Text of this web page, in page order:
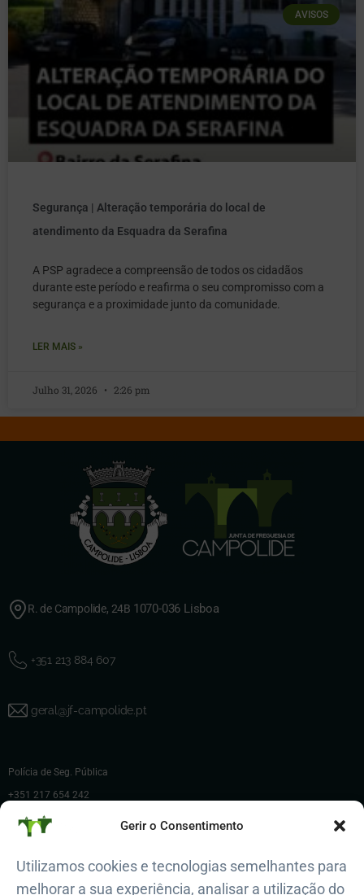
Gerir o Consentimento
Utilizamos cookies e tecnologias semelhantes para
melhorar a sua experiência, analisar a utilização do
AVISOS
Segurança | Alteração temporária do local de
atendimento da Esquadra da Serafina
A PSP agradece a compreensão de todos os cidadãos
durante este período e reafirma o seu compromisso com a
segurança e a proximidade junto da comunidade.
LER MAIS »
Julho 31, 2026 2:26 pm
R. de Campolide, 24B 1070-036 Lisboa
+351 213 884 607
geral@jf-campolide.pt
Polícia de Seg. Pública
+351 217 654 242
Polícia Municipal de Lisboa
Regimento de Bombeiros Sapadores
800 913 913